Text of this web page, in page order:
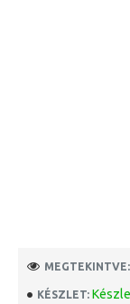
KÉSZLET: